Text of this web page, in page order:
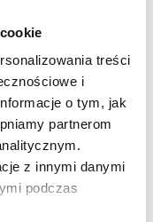
treści
i
o tym, jak
partnerom
z innymi danymi
podczas
be used to present
The flag provides
in all